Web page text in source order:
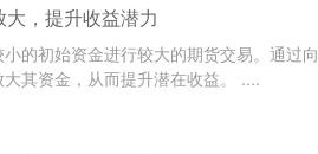
，提升收益潜力
的初始资金进行较大的期货交易。通过向
其资金，从而提升潜在收益。 ....